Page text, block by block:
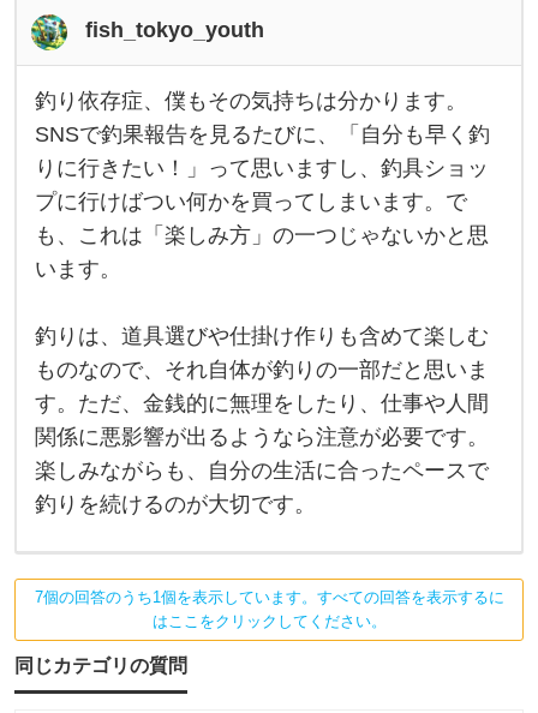
依
存
症
っ
て
余
り
聞
ま
せ
fish_tokyo_youth
釣
り
存
症
、
僕
も
そ
持
ち
は
分
か
り
ま
す
。
S
N
で
果
報
見
る
釣り依存症、僕もその気持ちは分かります。
SNSで釣果報告を見るたびに、「自分も早く釣
りに行きたい！」って思いますし、釣具ショッ
プに行けばつい何かを買ってしまいます。で
も、これは「楽しみ方」の一つじゃないかと思
います。
釣りは、道具選びや仕掛け作りも含めて楽しむ
ものなので、それ自体が釣りの一部だと思いま
す。ただ、金銭的に無理をしたり、仕事や人間
関係に悪影響が出るようなら注意が必要です。
楽しみながらも、自分の生活に合ったペースで
釣りを続けるのが大切です。
7個の回答のうち1個を表示しています。すべての回答を表示するに
はここをクリックしてください。
同じカテゴリの質問